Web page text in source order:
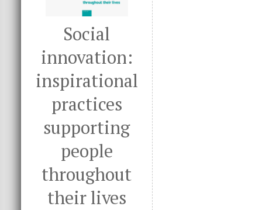
Social
innovation:
inspirational
practices
supporting
people
throughout
their lives